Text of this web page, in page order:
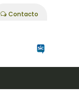
Contacto